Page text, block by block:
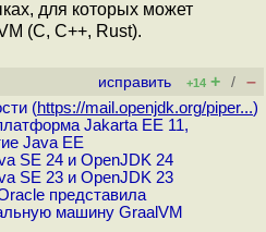
для которых может
(C, C++, Rust).
исправить +14 + / –
(https://mail.openjdk.org/piper...)
Jakarta EE 11,
Java EE
SE 24 и OpenJDK 24
SE 23 и OpenJDK 23
представила
машину GraalVM